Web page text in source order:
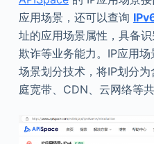
应用场景，还可以查询
址的应用场景属性，具备
欺诈等业务能力。IP应用
场景划分技术，将IP划分
庭宽带、CDN、云网络等